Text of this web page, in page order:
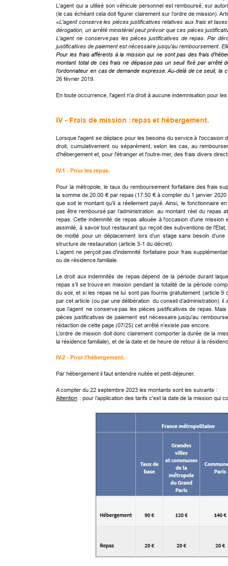
L'agent qui a utilisé son véhicule personnel est remboursé, sur
(le cas échéant cela doit figurer clairement sur l’ordre de mission).
«L'agent conserveles pièces justificatives relatives aux frais et taxes
dérogation, un arrêté ministériel peut prévoir que ces pièces
L'agent ne conserve pas les pièces justificatives de repas. Par
justificatives de paiement est nécessaire jusqu'au remboursement.
Pour les frais afférents à la mission qui ne sont pas des frais
montant total de ces frais ne dépasse pas un seuil fixé par arrêté
l'ordonnateur en casde demande expresse. Au-delà de ce seuil, la
26 février 2019.
En toute occurrence, l'agent n'a droit à aucune indemnisation pour
IV - Frais de mission : repas et hébergement.
Lorsque l'agent se déplace pour les besoins du serviceà l'occasion
droit, cumulativement ou séparément, selon les cas, au
d'hébergement et, pour l'étranger et l'outre-mer, des frais divers
IV.1 - Pour les repas.
Pour la métropole, le taux du remboursement forfaitaire des frais
la somme de 20.00 € par repas (17.50 € à compter du 1 janvier 2020
que soit le montant qu’il a réellement payé. Ainsi, le fonctionnaire en
pas être remboursé par l’administration au montant réel du repas
repas. Cette indemnité de repas allouée à l'occasion d'une mission
assimilé, à savoirtout restaurant qui reçoit des subventions de l'Etat,
de moitié pour un déplacement lors d’un stage sans besoin d’une
structure de restauration (article 3-1 du décret).
L'agent ne perçoit pas d'indemnité forfaitaire pour frais
ou de résidence familiale.
Le droit aux indemnités de repas dépend de la période durant
repas s'il se trouve en mission pendant la totalité de la période
du soir, et si les repas ne lui sont pas fournis gratuitement (article 9
par cet article (ou par une délibération du conseil d’administration) il
que l’agent ne conservepas les pièces justificatives de repas. Mais
pièces justificatives de paiement est nécessaire jusqu'au
rédaction de cette page (07/25) cet arrêté n’existe pas encore.
L’ordre de mission doit donc clairement comporter la durée de la
la résidence familiale), et de la date et de heure de retour à la
IV.2 - Pour l’hébergement.
Par hébergement il faut entendre nuitée et petit-déjeuner.
A compter du 22 septembre 2023 les montants sont les suivants :
Attention : pour l’application des tarifs c'est la date de la mission qui